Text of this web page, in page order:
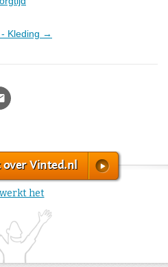
- Kleding →
Vinted.nl
het